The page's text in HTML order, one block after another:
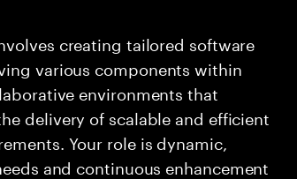
creating tailored software
various components within
environments that
delivery of scalable and efficient
Your role is dynamic,
and continuous enhancement